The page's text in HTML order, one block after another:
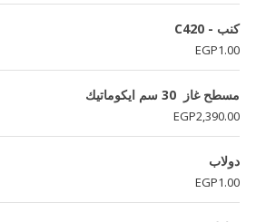
كنب - C420
EGP1.00
مسطح غاز 30 سم ايكوماتيك
EGP2,390.00
دولاب
EGP1.00